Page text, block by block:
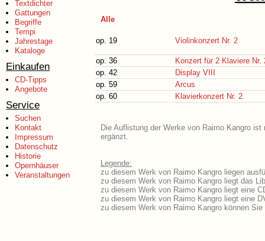
Textdichter
Gattungen
Begriffe
Tempi
Jahrestage
Kataloge
Einkaufen
CD-Tipps
Angebote
Service
Suchen
Kontakt
Impressum
Datenschutz
Historie
Opernhäuser
Veranstaltungen
Alle
op. 19 Violinkonzert Nr. 2
op. 36
Konzert für 2 Klaviere Nr.
op. 42
Display VIII
op. 59
Arcus
op. 60
Klavierkonzert Nr. 2
Die Auflistung der Werke von Raimo Kangro
ergänzt.
Legende:
zu diesem Werk von Raimo Kangro liegen
zu diesem Werk von Raimo Kangro liegt das
zu diesem Werk von Raimo Kangro liegt eine
zu diesem Werk von Raimo Kangro liegt eine
zu diesem Werk von Raimo Kangro können